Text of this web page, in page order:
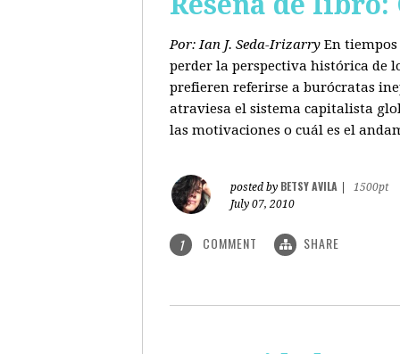
Por: Ian J. Seda-Irizarry En
perder la perspectiva histórica de
prefieren referirse a burócratas
atraviesa el sistema capitalista
las motivaciones o cuál es el
posted by BETSY AVILA
1500pt
July 07, 2010
1 COMMENT SHARE